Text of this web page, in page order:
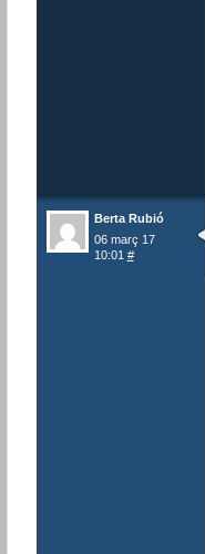
Berta Rubió
06 març 17
10:01 #